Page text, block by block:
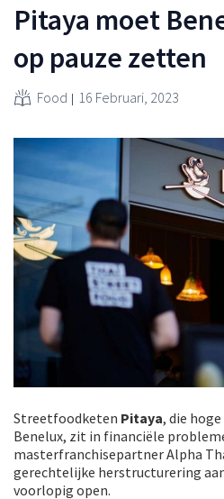
Pitaya moet
op pauze zetten
Food 16 Februari, 2023
Streetfoodketen Pitaya, die
Benelux, zit in financiële
masterfranchisepartner Alpha
gerechtelijke herstructurering
voorlopig open.